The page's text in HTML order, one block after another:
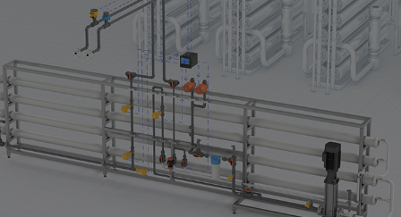
逆滲透
逆滲透（RO）在飲用水應用中至關重要，它能去除鹽分、細菌
和化學品等污染物，確保水安全、乾淨。它通過將水強制透過半